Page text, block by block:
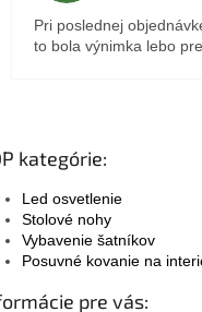
Pri poslednej
to bola výnimka lebo
kategórie:
Led osvetlenie
Stolové nohy
Vybavenie šatníkov
Posuvné kovanie na
pre vás: